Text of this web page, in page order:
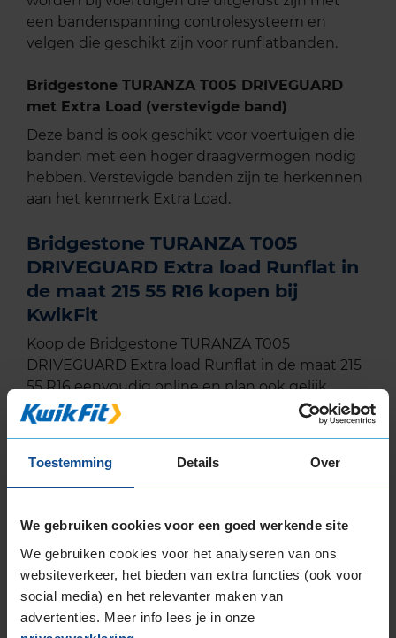
Toestemming Details Over
We gebruiken cookies voor een goed werkende site
We gebruiken cookies voor het analyseren van ons
websiteverkeer, het bieden van extra functies (ook voor
social media) en het relevanter maken van
advertenties. Meer info lees je in onze
een bandenspanning controlesysteem en
velgen die geschikt zijn voor runflatbanden.
Bridgestone TURANZA T005 DRIVEGUARD
met Extra Load (verstevigde band)
Deze band is ook geschikt voor voertuigen die
banden met een hoger draagvermogen nodig
hebben. Verstevigde banden zijn te herkennen
aan het kenmerk Extra Load.
Bridgestone TURANZA T005
DRIVEGUARD Extra load Runflat in
de maat 215 55 R16 kopen bij
KwikFit
Koop de Bridgestone TURANZA T005
DRIVEGUARD Extra load Runflat in de maat 215
55 R16 eenvoudig online en plan ook gelijk
online je montageafspraak in bij jouw KwikFit
vestiging.
Lees meer informatie over de maat van deze
autoband:215 55 R16
EU Bandenlabel